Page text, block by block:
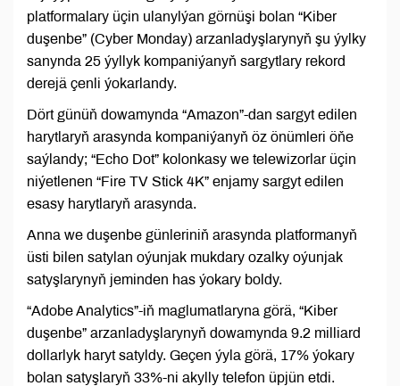
platformalary üçin ulanylýan görnüşi bolan “Kiber
duşenbe” (Cyber Monday) arzanladyşlarynyň şu ýylky
sanynda 25 ýyllyk kompaniýanyň sargytlary rekord
derejä çenli ýokarlandy.
Dört günüň dowamynda “Amazon”-dan sargyt edilen
harytlaryň arasynda kompaniýanyň öz önümleri öňe
saýlandy; “Echo Dot” kolonkasy we telewizorlar üçin
niýetlenen “Fire TV Stick 4K” enjamy sargyt edilen
esasy harytlaryň arasynda.
Anna we duşenbe günleriniň arasynda platformanyň
üsti bilen satylan oýunjak mukdary ozalky oýunjak
satyşlarynyň jeminden has ýokary boldy.
“Adobe Analytics”-iň maglumatlaryna görä, “Kiber
duşenbe” arzanladyşlarynyň dowamynda 9.2 milliard
dollarlyk haryt satyldy. Geçen ýyla görä, 17% ýokary
bolan satyşlaryň 33%-ni akylly telefon üpjün etdi.